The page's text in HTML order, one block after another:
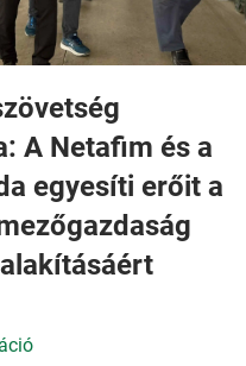
A Netafim és a
egyesíti erőit a